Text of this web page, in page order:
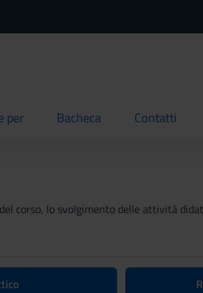
per Bacheca
current Contatti
current
corso, lo svolgimento delle attività